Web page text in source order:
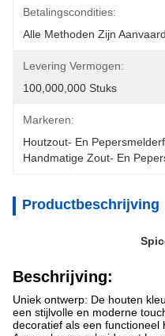
Betalingscondities:
Alle Methoden Zijn Aanvaard
Levering Vermogen:
100,000,000 Stuks
Markeren:
Houtzout- En
Handmatige Zout- En
Productbeschrijving
Beschrijving:
Uniek ontwerp: De houten
een stijlvolle en moderne
decoratief als een functioneel